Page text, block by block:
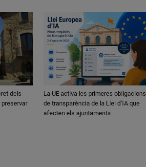
dels
preservar
La UE activa les primeres obligacions
de transparència de la Llei d’IA que
afecten els ajuntaments